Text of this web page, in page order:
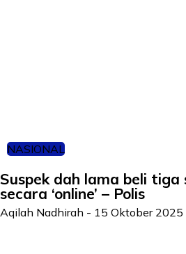
NASIONAL
Suspek dah lama beli
secara ‘online’ – Polis
Aqilah Nadhirah - 15 Oktober 2025